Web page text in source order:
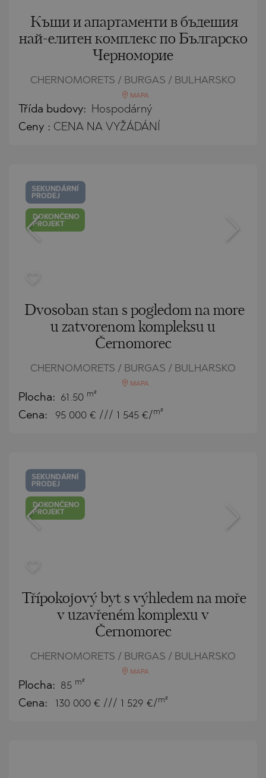
Къщи и апартаменти в бъдещия
най-елитен комплекс по Българско
Черноморие
CHERNOMORETS / BURGAS / BULHARSKO
MAPA
Třída budovy: Hospodárný
Ceny : CENA NA VYŽÁDÁNÍ
SEKUNDÁRNÍ
PRODEJ
DOKONČENO
PROJEKT
Dvosoban stan s pogledom na more
u zatvorenom kompleksu u
Černomorec
CHERNOMORETS / BURGAS / BULHARSKO
MAPA
Plocha: 61.50 m²
Cena: 95 000 € /// 1 545 €/ m²
SEKUNDÁRNÍ
PRODEJ
DOKONČENO
PROJEKT
Třípokojový byt s výhledem na moře
v uzavřeném komplexu v
Černomorec
CHERNOMORETS / BURGAS / BULHARSKO
MAPA
Plocha: 85 m²
Cena: 130 000 € /// 1 529 €/ m²